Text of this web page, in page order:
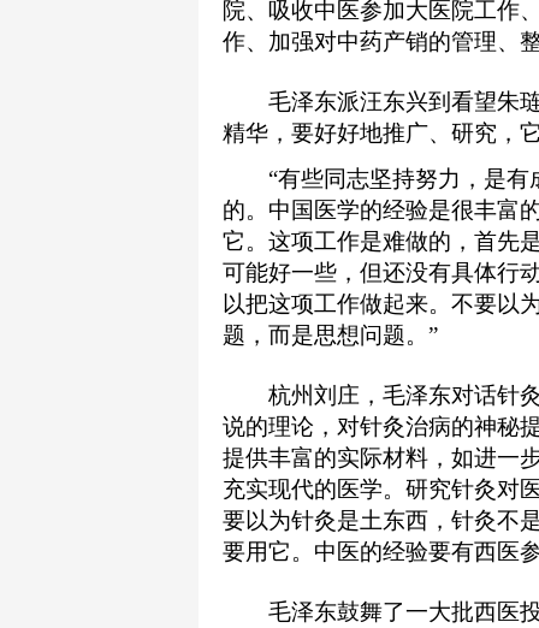
院、吸收中医参加大医院工作
作、加强对中药产销的管理、
毛泽东派汪东兴到看望朱琏
精华，要好好地推广、研究，
“有些同志坚持努力，是有
的。中国医学的经验是很丰富
它。这项工作是难做的，首先
可能好一些，但还没有具体行
以把这项工作做起来。不要以
题，而是思想问题。”
杭州刘庄，毛泽东对话针灸
说的理论，对针灸治病的神秘
提供丰富的实际材料，如进一
充实现代的医学。研究针灸对
要以为针灸是土东西，针灸不
要用它。中医的经验要有西医
毛泽东鼓舞了一大批西医投